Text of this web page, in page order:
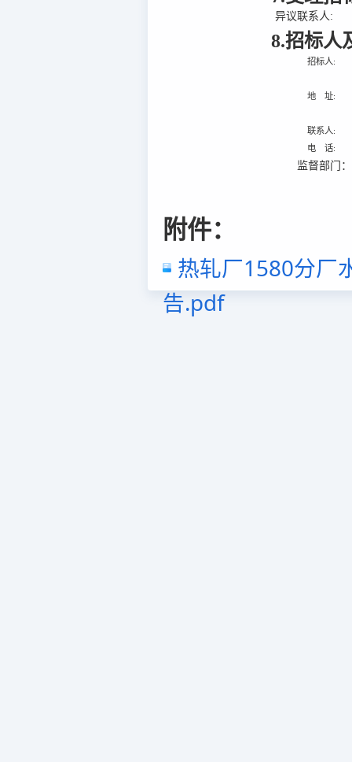
异议联系人:
8.招标人
招标人:
地 址:
联系人:
电 话:
监督部门
附件：
热轧厂1580分厂
告.pdf